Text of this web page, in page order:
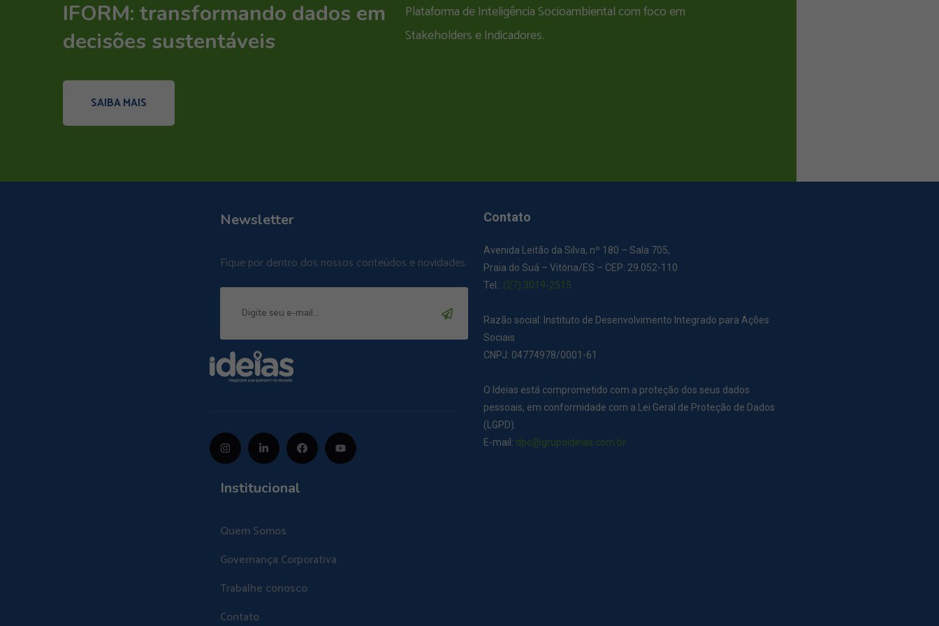
IFORM: transformando dados em
decisões sustentáveis
Plataforma de Inteligência Socioambiental com foco em
Stakeholders e Indicadores.
SAIBA MAIS
Newsletter
Fique por dentro dos nossos conteúdos e novidades.
Institucional
Quem Somos
Governança Corporativa
Trabalhe conosco
Contato
Contato
Avenida Leitão da Silva, nº 180 – Sala 705,
Praia do Suá – Vitória/ES – CEP: 29.052-110
Tel.: (27) 3019-2515
Razão social: Instituto de Desenvolvimento Integrado para Ações
Sociais
CNPJ: 04774978/0001-61
O Ideias está comprometido com a proteção dos seus dados
pessoais, em conformidade com a Lei Geral de Proteção de Dados
(LGPD).
E-mail: dpo@grupoideias.com.br